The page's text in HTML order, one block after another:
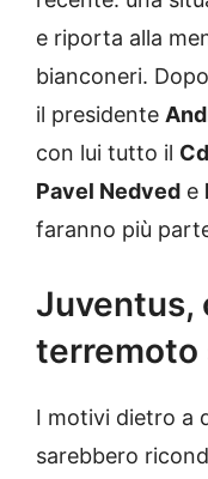
e riporta alla
bianconeri.
il presidente
con lui tutto il
Pavel Nedved e
faranno più
Juventus,
terremoto
I motivi dietro a
sarebbero